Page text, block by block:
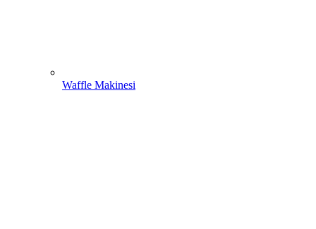
Waffle Makinesi